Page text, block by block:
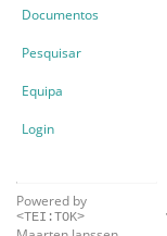
Documentos
Pesquisar
Equipa
Login
Powered by
<TEI:TOK>